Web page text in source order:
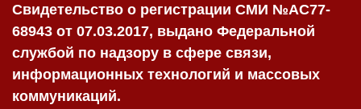
Свидетельство о регистрации СМИ №AC77-
68943 от 07.03.2017, выдано Федеральной
службой по надзору в сфере связи,
информационных технологий и массовых
коммуникаций.